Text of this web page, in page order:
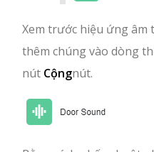
Xem trước hiệu ứng âm
thêm chúng vào dòng
nút Cộngnút.